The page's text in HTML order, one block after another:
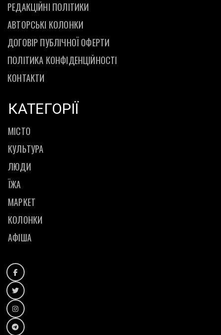
РЕДАКЦІЙНІ ПОЛІТИКИ
АВТОРСЬКІ КОЛОНКИ
ДОГОВІР ПУБЛІЧНОЇ ОФЕРТИ
ПОЛІТИКА КОНФІДЕНЦІЙНОСТІ
КОНТАКТИ
КАТЕГОРІЇ
МІСТО
КУЛЬТУРА
ЛЮДИ
ЇЖА
МАРКЕТ
КОЛОНКИ
АФІША